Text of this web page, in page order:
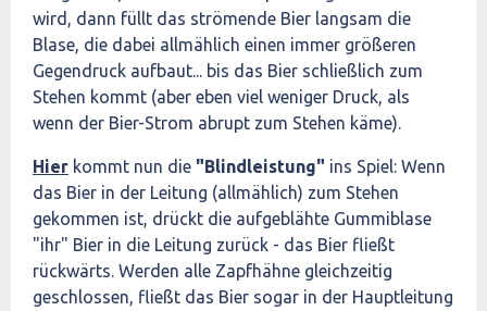
wird, dann füllt das strömende Bier langsam die
Blase, die dabei allmählich einen immer größeren
Gegendruck aufbaut... bis das Bier schließlich zum
Stehen kommt (aber eben viel weniger Druck, als
wenn der Bier-Strom abrupt zum Stehen käme).
Hier kommt nun die "Blindleistung" ins Spiel: Wenn
das Bier in der Leitung (allmählich) zum Stehen
gekommen ist, drückt die aufgeblähte Gummiblase
"ihr" Bier in die Leitung zurück - das Bier fließt
rückwärts. Werden alle Zapfhähne gleichzeitig
geschlossen, fließt das Bier sogar in der Hauptleitung